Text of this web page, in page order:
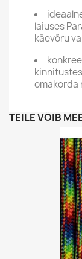
laiuses
käevõru
omakorda
TEILE VÕIB